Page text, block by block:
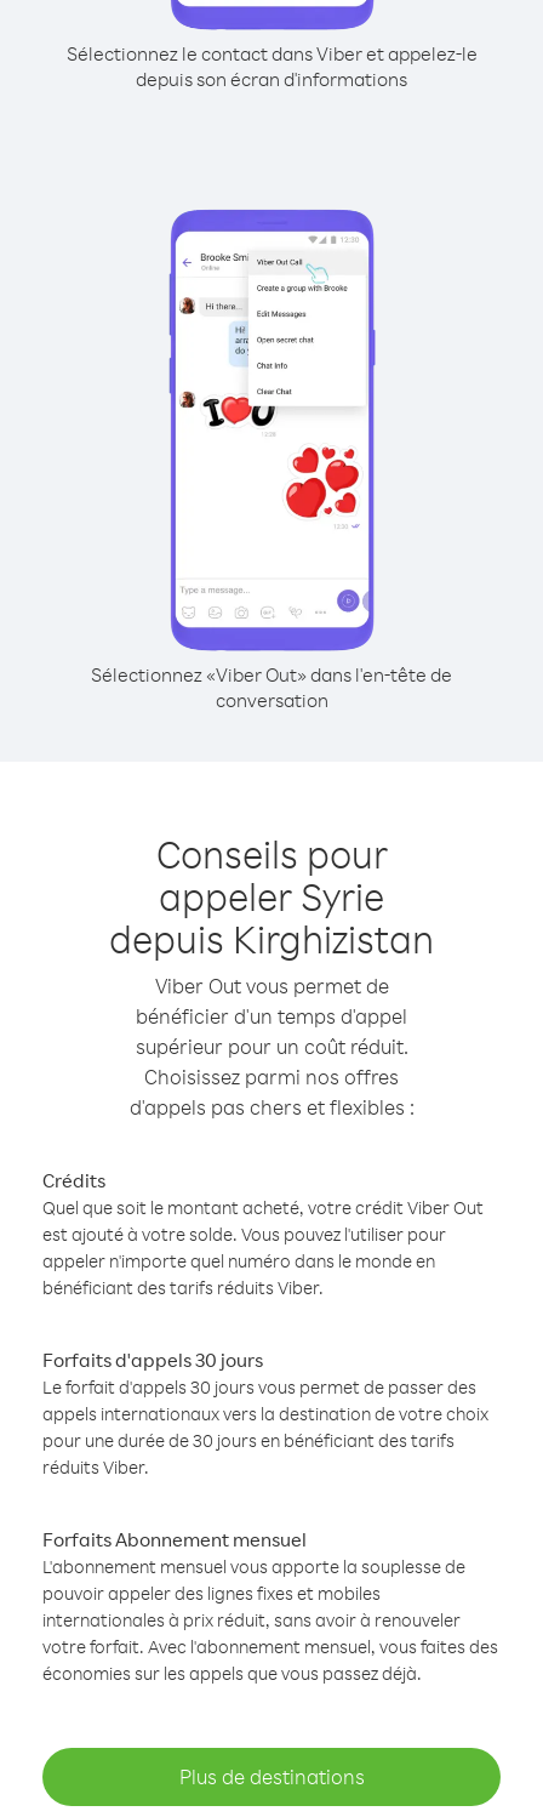
Sélectionnez le contact dans Viber et appelez-le
depuis son écran d'informations
Sélectionnez «Viber Out» dans l'en-tête de
conversation
Conseils pour
appeler Syrie
depuis Kirghizistan
Viber Out vous permet de
bénéficier d'un temps d'appel
supérieur pour un coût réduit.
Choisissez parmi nos offres
d'appels pas chers et flexibles :
Crédits
Quel que soit le montant acheté, votre crédit Viber Out
est ajouté à votre solde. Vous pouvez l'utiliser pour
appeler n'importe quel numéro dans le monde en
bénéficiant des tarifs réduits Viber.
Forfaits d'appels 30 jours
Le forfait d'appels 30 jours vous permet de passer des
appels internationaux vers la destination de votre choix
pour une durée de 30 jours en bénéficiant des tarifs
réduits Viber.
Forfaits Abonnement mensuel
L'abonnement mensuel vous apporte la souplesse de
pouvoir appeler des lignes fixes et mobiles
internationales à prix réduit, sans avoir à renouveler
votre forfait. Avec l'abonnement mensuel, vous faites des
économies sur les appels que vous passez déjà.
Plus de destinations